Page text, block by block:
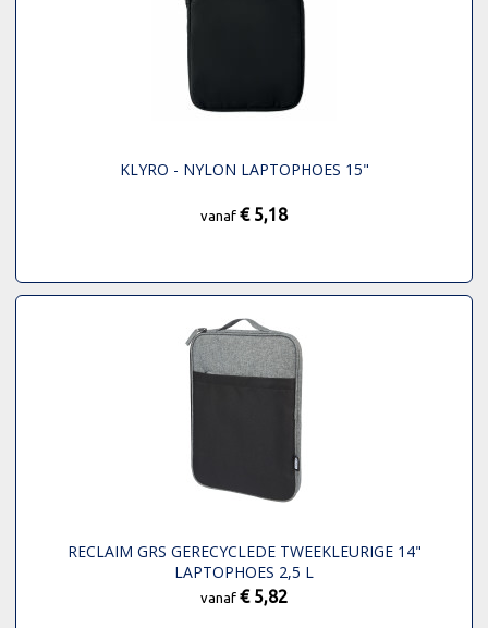
KLYRO - NYLON LAPTOPHOES 15"
vanaf € 5,18
RECLAIM GRS GERECYCLEDE TWEEKLEURIGE 14"
LAPTOPHOES 2,5 L
vanaf € 5,82